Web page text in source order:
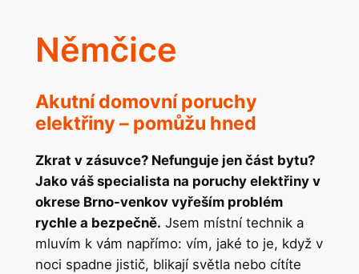
Němčice
Akutní domovní poruchy
elektřiny – pomůžu hned
Zkrat v zásuvce? Nefunguje jen část bytu?
Jako váš specialista na poruchy elektřiny v
okrese Brno-venkov vyřeším problém
rychle a bezpečně. Jsem místní technik a
mluvím k vám napřímo: vím, jaké to je, když v
noci spadne jistič, blikají světla nebo cítíte